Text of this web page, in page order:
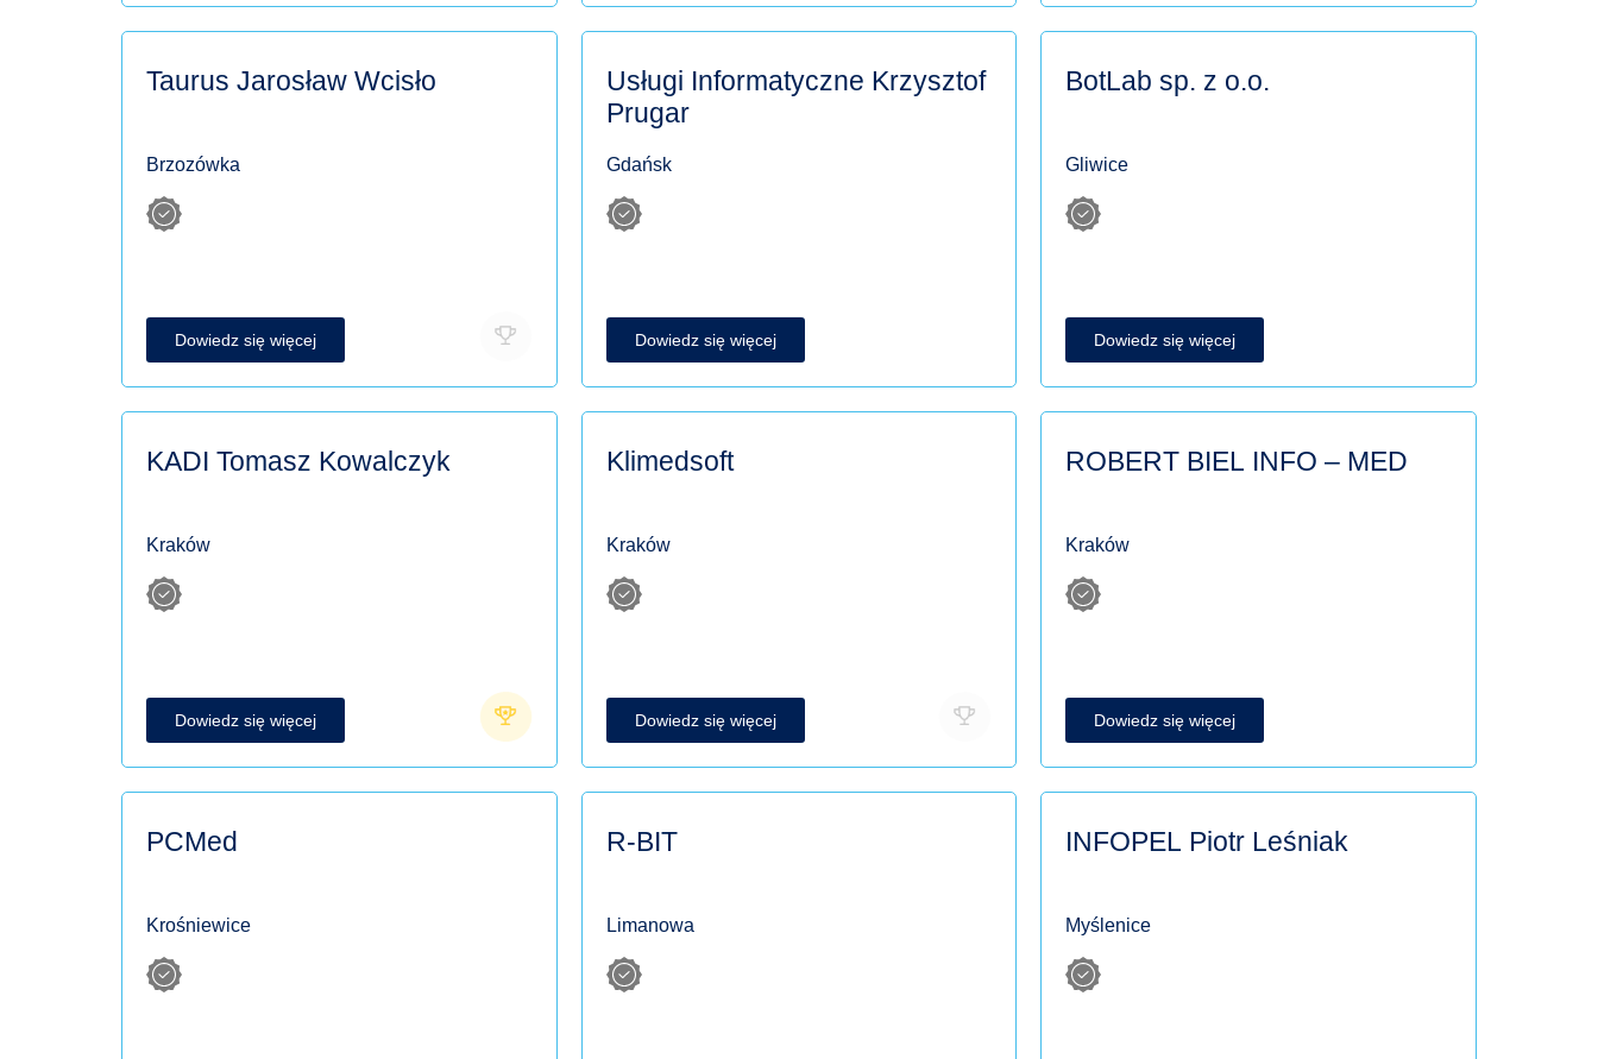
Taurus Jarosław Wcisło
Brzozówka
Dowiedz się więcej
Usługi Informatyczne Krzysztof
Prugar
Gdańsk
Dowiedz się więcej
BotLab sp. z o.o.
Gliwice
Dowiedz się więcej
KADI Tomasz Kowalczyk
Kraków
Dowiedz się więcej
Klimedsoft
Kraków
Dowiedz się więcej
ROBERT BIEL INFO – MED
Kraków
Dowiedz się więcej
PCMed
Krośniewice
R-BIT
Limanowa
INFOPEL Piotr Leśniak
Myślenice